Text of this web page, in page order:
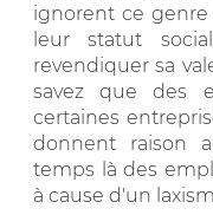
ignorent ce
leur statut
revendiquer sa
savez que des
certaines
donnent raison
temps là des
à cause d'un